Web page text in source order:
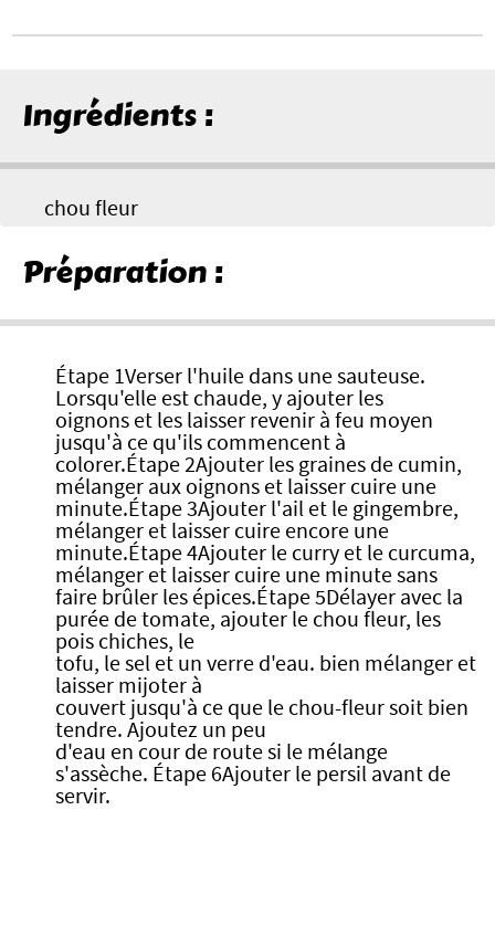
Ingrédients :
chou fleur
Préparation :
Étape 1Verser l'huile dans une sauteuse.
Lorsqu'elle est chaude, y ajouter les
oignons et les laisser revenir à feu moyen
jusqu'à ce qu'ils commencent à
colorer.Étape 2Ajouter les graines de cumin,
mélanger aux oignons et laisser cuire une
minute.Étape 3Ajouter l'ail et le gingembre,
mélanger et laisser cuire encore une
minute.Étape 4Ajouter le curry et le curcuma,
mélanger et laisser cuire une minute sans
faire brûler les épices.Étape 5Délayer avec la
purée de tomate, ajouter le chou fleur, les
pois chiches, le
tofu, le sel et un verre d'eau. bien mélanger et
laisser mijoter à
couvert jusqu'à ce que le chou-fleur soit bien
tendre. Ajoutez un peu
d'eau en cour de route si le mélange
s'assèche. Étape 6Ajouter le persil avant de
servir.